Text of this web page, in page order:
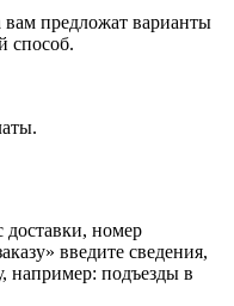
вам предложат варианты
способ.
номер
введите сведения,
например: подъезды в